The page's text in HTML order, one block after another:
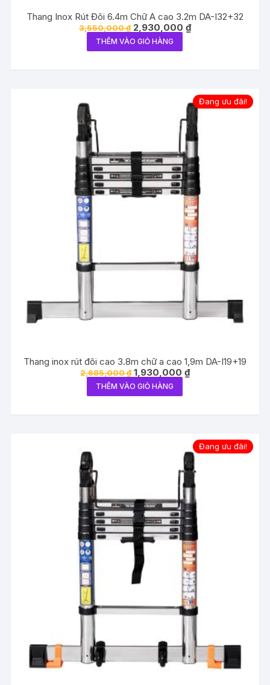
Thang Inox Rút Đôi 6.4m Chữ A cao 3.2m DA-I32+32
3,550,000₫ Giá
gốc
là:
3,550,000 ₫.
2,930,000 ₫Giá
hiện
THÊM VÀO GIỎ HÀNG
Đang ưu đãi!
Thang inox rút đôi cao 3.8m chữ a cao 1,9m DA-I19+19
2,685,000₫ Giá
gốc
là:
2,685,000 ₫.
1,930,000 ₫Giá
hiện
THÊM VÀO GIỎ HÀNG
Đang ưu đãi!